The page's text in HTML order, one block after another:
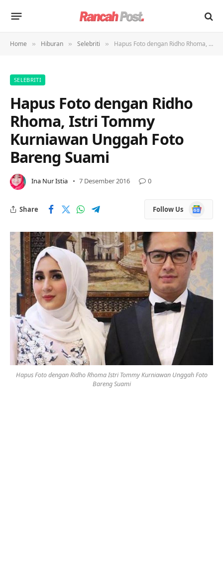
Home » Hiburan » Selebriti » Hapus Foto dengan Ridho Rhoma, Istri Tommy Kurniawan Unggah Foto Bareng Suami
SELEBRITI
Hapus Foto dengan Ridho
Rhoma, Istri Tommy
Kurniawan Unggah Foto
Bareng Suami
Ina Nur Istia 7 Desember 2016 0
Share Follow Us
Google
News
Hapus Foto dengan Ridho Rhoma Istri Tommy Kurniawan Unggah Foto
Bareng Suami